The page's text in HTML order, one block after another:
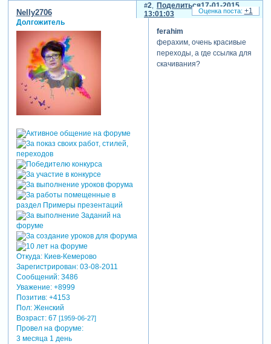
Поделиться
2
17-01-2015
13:01:03
Nelly2706
Долгожитель
Откуда:Киев-Кемерово
Зарегистрирован: 03-08-2011
Сообщений:3486
Уважение: +8999
Позитив: +4153
Пол:Женский
Возраст:67 [1959-06-27]
Провел на форуме:
3 месяца 1 день
ferahim
ферахим, очень красивые
переходы, а где ссылка для
скачивания?
+1